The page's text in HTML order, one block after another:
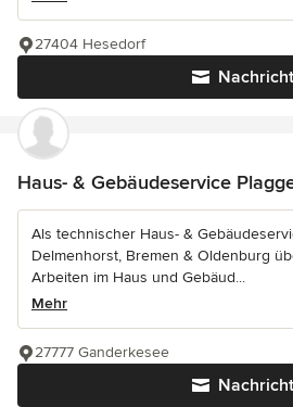
Nachricht
27404 Hesedorf
Haus- & Gebäudeservice
Als technischer Haus- &
Delmenhorst, Bremen & Oldenburg
Arbeiten im Haus und Gebäud...
Mehr
Nachricht
27777 Ganderkesee